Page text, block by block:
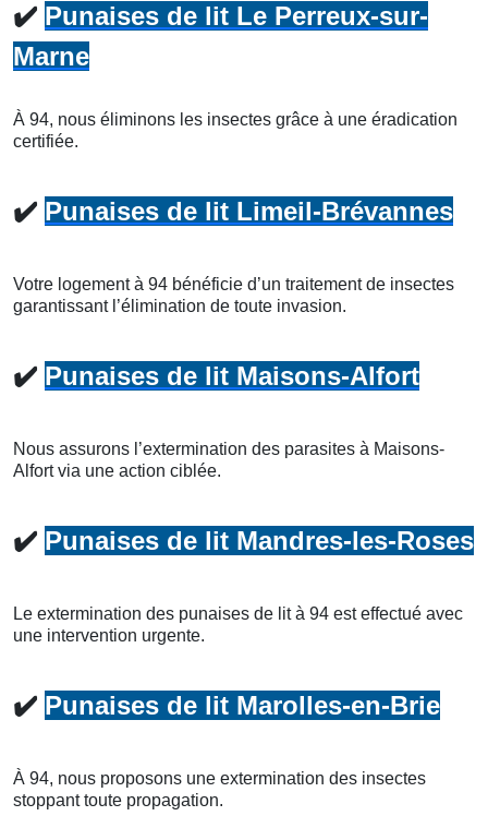
✔️ Punaises de lit Le Perreux-sur-
Marne
À 94, nous éliminons les insectes grâce à une éradication
certifiée.
✔️ Punaises de lit Limeil-Brévannes
Votre logement à 94 bénéficie d’un traitement de insectes
garantissant l’élimination de toute invasion.
✔️ Punaises de lit Maisons-Alfort
Nous assurons l’extermination des parasites à Maisons-
Alfort via une action ciblée.
✔️ Punaises de lit Mandres-les-Roses
Le extermination des punaises de lit à 94 est effectué avec
une intervention urgente.
✔️ Punaises de lit Marolles-en-Brie
À 94, nous proposons une extermination des insectes
stoppant toute propagation.